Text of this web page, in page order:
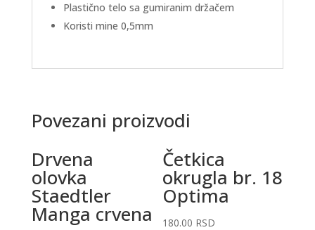
Plastično telo sa gumiranim držačem
Koristi mine 0,5mm
Povezani proizvodi
Drvena
olovka
Staedtler
Manga crvena
Četkica
okrugla br. 18
Optima
180.00 RSD